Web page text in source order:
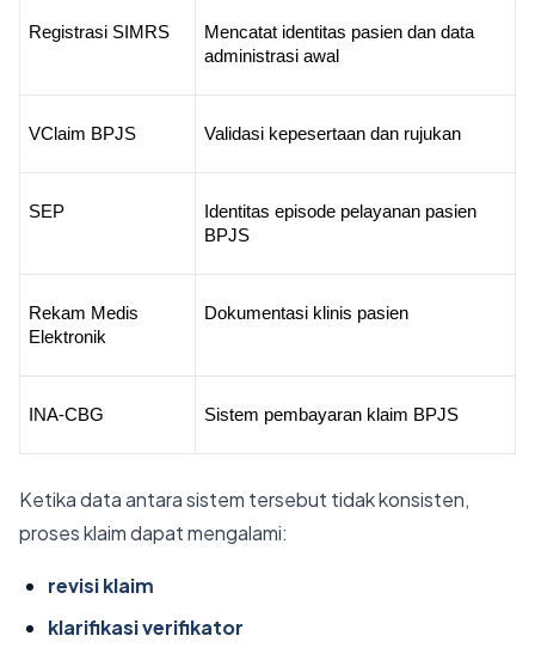
Registrasi SIMRS
Mencatat identitas pasien dan data
administrasi awal
VClaim BPJS Validasi kepesertaan dan rujukan
SEP
Identitas episode pelayanan pasien
BPJS
Rekam Medis
Elektronik
Dokumentasi klinis pasien
INA-CBG Sistem pembayaran klaim BPJS
Ketika data antara sistem tersebut tidak konsisten,
proses klaim dapat mengalami:
revisi klaim
klarifikasi verifikator